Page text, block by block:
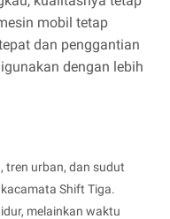
mobil tetap
dan penggantian
dengan lebih
tren urban, dan sudut
Shift Tiga.
melainkan waktu